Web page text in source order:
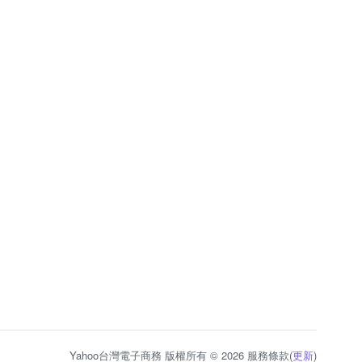
Yahoo台灣電子商務 版權所有 © 2026 服務條款(更新)